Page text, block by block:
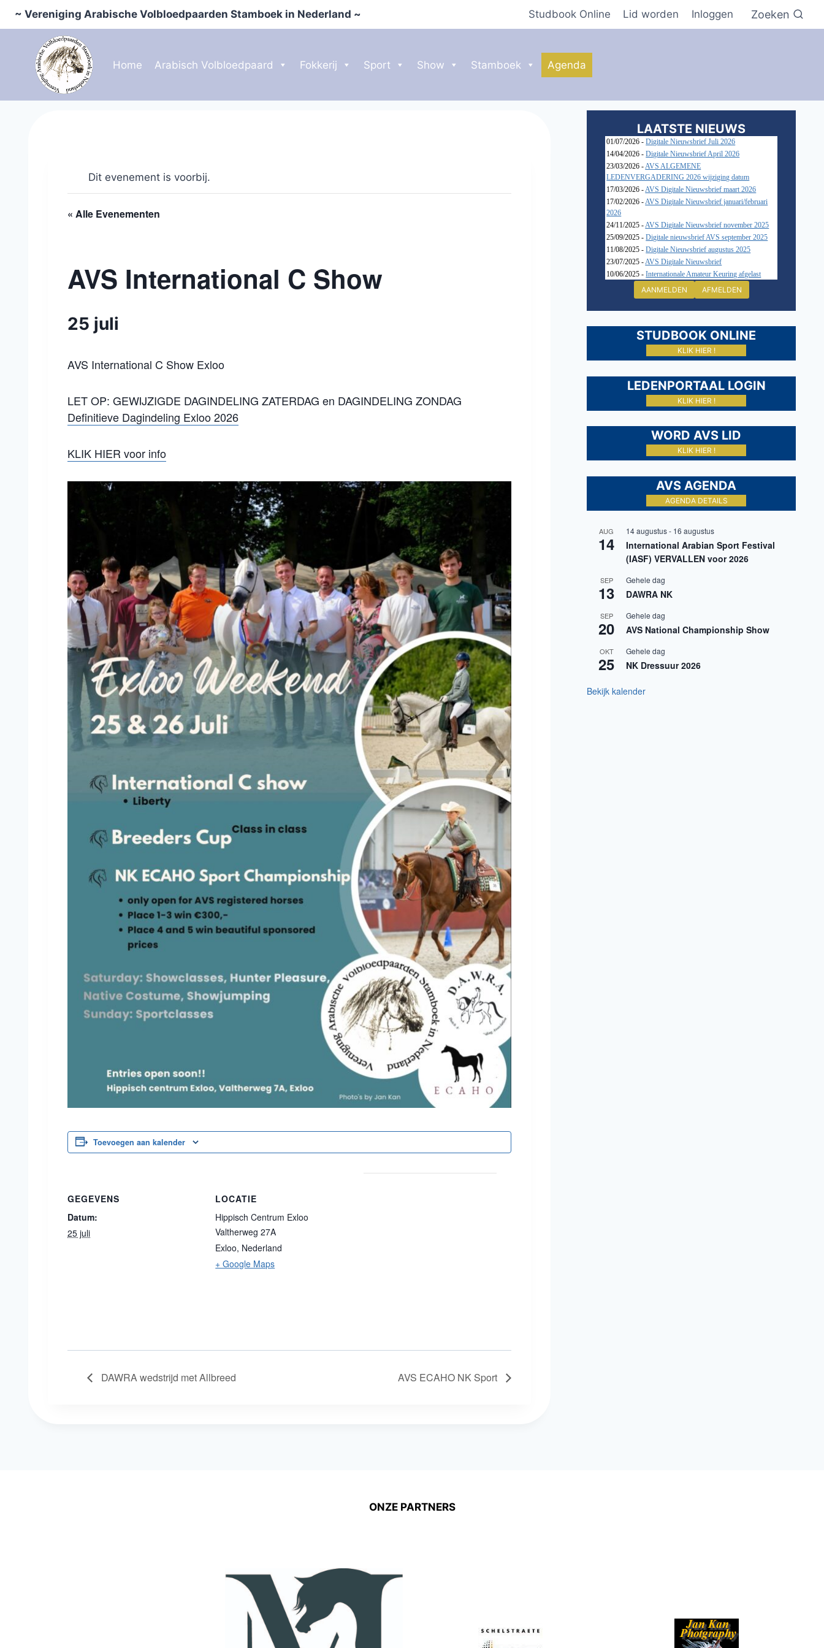
Doorgaan
~ Vereniging Arabische Volbloedpaarden Stamboek in Nederland ~ Studbook Online Lid worden Inloggen Zoeken
Home Arabisch Volbloedpaard Fokkerij Sport Show Stamboek Agenda
Dit evenement is voorbij.
« Alle Evenementen
AVS International C Show
25 juli
AVS International C Show Exloo
LET OP: GEWIJZIGDE DAGINDELING ZATERDAG en DAGINDELING ZONDAG
Definitieve Dagindeling Exloo 2026
KLIK HIER voor info
Toevoegen aan kalender
GEGEVENS
Datum:
25 juli
LOCATIE
Hippisch Centrum Exloo
Valtherweg 27A
Exloo, Nederland
+ Google Maps
DAWRA wedstrijd met Allbreed AVS ECAHO NK Sport
LAATSTE NIEUWS
01/07/2026 -Digitale Nieuwsbrief Juli 2026
14/04/2026 -Digitale Nieuwsbrief April 2026
23/03/2026 -AVS ALGEMENE
LEDENVERGADERING 2026 wijziging datum
17/03/2026 -AVS Digitale Nieuwsbrief maart 2026
17/02/2026 -AVS Digitale Nieuwsbrief januari/februari
2026
24/11/2025 -AVS Digitale Nieuwsbrief november 2025
25/09/2025 -Digitale nieuwsbrief AVS september 2025
11/08/2025 -Digitale Nieuwsbrief augustus 2025
23/07/2025 -AVS Digitale Nieuwsbrief
10/06/2025 -Internationale Amateur Keuring afgelast
AANMELDEN AFMELDEN
STUDBOOK ONLINE
KLIK HIER !
LEDENPORTAAL LOGIN
KLIK HIER !
WORD AVS LID
KLIK HIER !
AVS AGENDA
AGENDA DETAILS
AUG
14
14 augustus- 16 augustus
International Arabian Sport Festival
(IASF) VERVALLEN voor 2026
SEP
13
Gehele dag
DAWRA NK
SEP
20
Gehele dag
AVS National Championship Show
OKT
25
Gehele dag
NK Dressuur 2026
Bekijk kalender
ONZE PARTNERS